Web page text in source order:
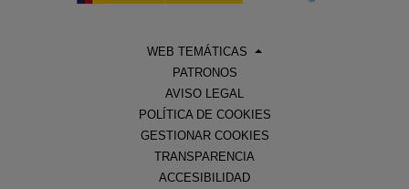
WEB TEMÁTICAS
PATRONOS
AVISO LEGAL
POLÍTICA DE COOKIES
GESTIONAR COOKIES
TRANSPARENCIA
ACCESIBILIDAD